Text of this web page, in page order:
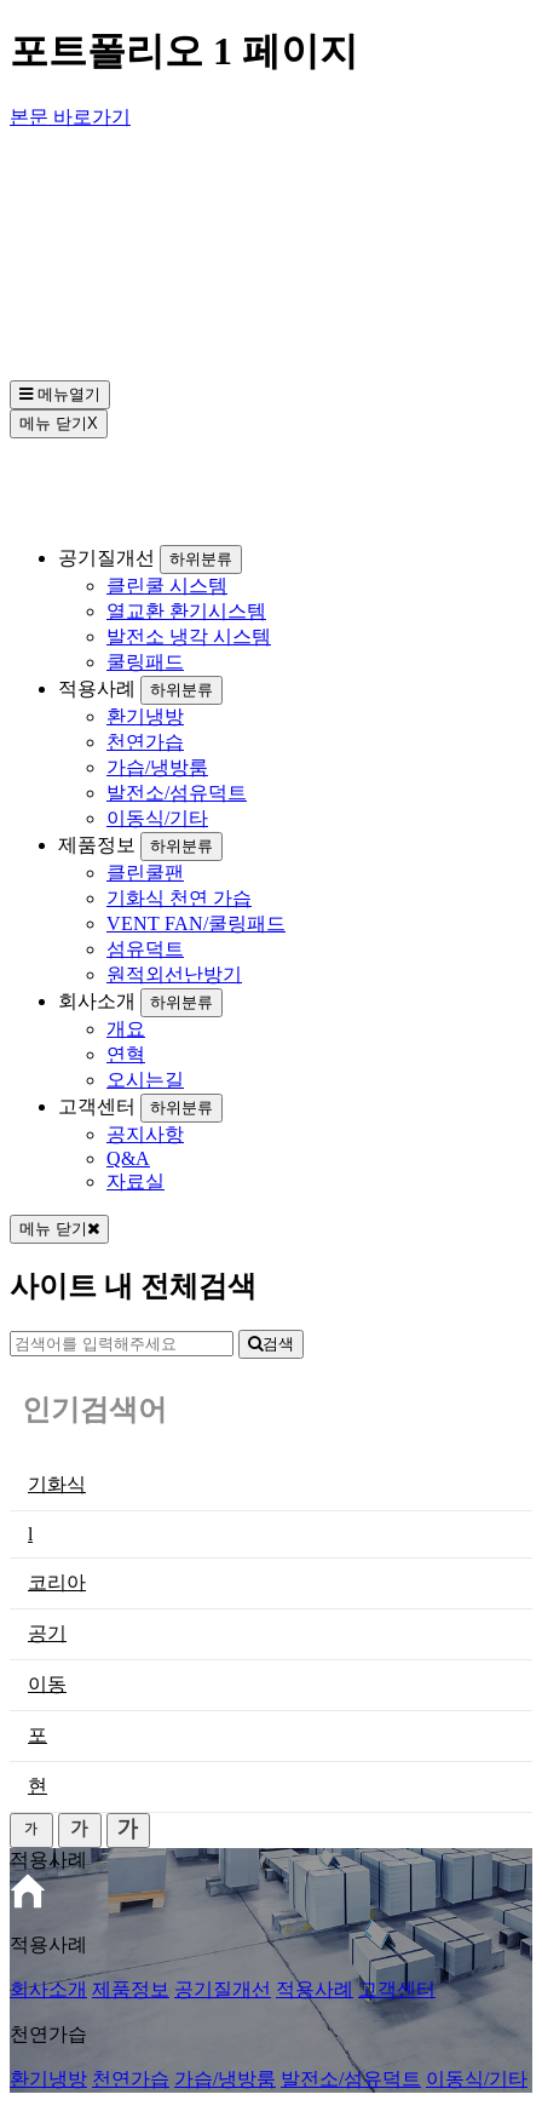
포트폴리오 1 페이지
본문 바로가기
메뉴열기
메뉴 닫기X
공기질개선 하위분류
클린쿨 시스템
열교환 환기시스템
발전소 냉각 시스템
쿨링패드
적용사례
하위분류
환기냉방
천연가습
가습/냉방룸
발전소/섬유덕트
이동식/기타
제품정보
하위분류
클린쿨팬
기화식 천연 가습
VENT FAN/쿨링패드
섬유덕트
원적외선난방기
회사소개
하위분류
개요
연혁
오시는길
고객센터
하위분류
공지사항
Q&A
자료실
메뉴 닫기
사이트 내 전체검색
검색
인기검색어
기화식
l
코리아
공기
이동
포
현
적용사례
적용사례
회사소개 제품정보 공기질개선 적용사례 고객센터
천연가습
환기냉방 천연가습 가습/냉방룸 발전소/섬유덕트 이동식/기타